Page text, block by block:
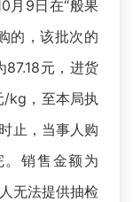
9日在“般果
的，该批次的
元，进货
/kg，至本局执
止，当事人购
销售金额为
无法提供抽检